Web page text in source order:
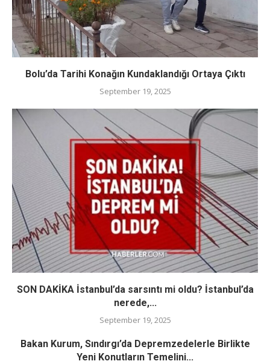
Bolu’da Tarihi Konağın Kundaklandığı Ortaya Çıktı
September 19, 2025
SON DAKİKA İstanbul’da sarsıntı mi oldu? İstanbul’da
nerede,...
September 19, 2025
Bakan Kurum, Sındırgı’da Depremzedelerle Birlikte
Yeni Konutların Temelini...